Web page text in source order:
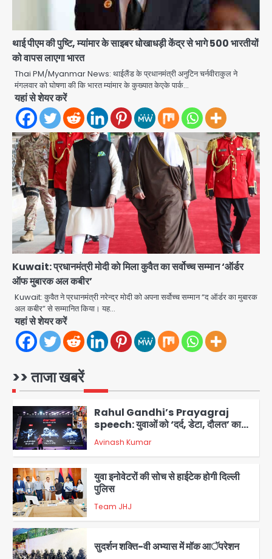
थाई पीएम की पुष्टि, म्यांमार के साइबर धोखाधड़ी केंद्र से भागे 500 भारतीयों
को वापस लाएगा भारत
Thai PM/Myanmar News: थाईलैंड के प्रधानमंत्री अनुटिन चर्नवीराकुल ने
मंगलवार को घोषणा की कि भारत म्यांमार के कुख्यात केएके पार्क…
यहां से शेयर करें
Kuwait: प्रधानमंत्री मोदी काे मिला कुवैत का सर्वोच्च सम्मान ‘ऑर्डर
ऑफ मुबारक अल कबीर’
Kuwait: कुवैत ने प्रधानमंत्री नरेन्द्र मोदी को अपना सर्वोच्च सम्मान “द ऑर्डर का मुबारक
अल कबीर” से सम्मानित किया। यह…
यहां से शेयर करें
>> ताजा खबरें
2
speech: युवाओं को ‘दर्द, डेटा, दौलत’ का
संदेश, बीजेपी का वार
Avinash Kumar
3
युवा इनोवेटरों की सोच से हाईटेक होगी दिल्ली
पुलिस
Team JHJ
4
सुदर्शन शक्ति-वी अभ्यास में मॉक आॅपरेशन
Team JHJ
5
एयरपोर्ट का फर्जी कर्मचारी बनकर 3 लाख
उड़ाए, अब पहुंचा सलाखों के पीछे
साल की मेड ने की खुदकुशी, शरीर पर नहीं मिली
कोई बाहरी
Avinash Kumar
2
speech: युवाओं को ‘दर्द, डेटा, दौलत’ का
संदेश, बीजेपी का वार
Avinash Kumar
3
युवा इनोवेटरों की सोच से हाईटेक होगी दिल्ली
पुलिस
Team JHJ
4
सुदर्शन शक्ति-वी अभ्यास में मॉक आॅपरेशन